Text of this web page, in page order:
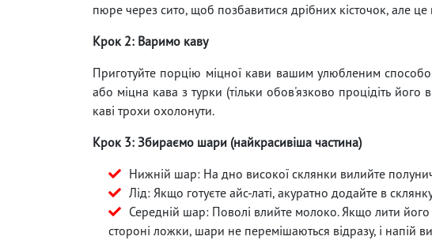
пюре через сито, щоб позбавитися дрібних кісточок, але
Крок 2: Варимо каву
Приготуйте порцію міцної кави вашим улюбленим
або міцна кава з турки (тільки обов'язково процідіть
каві трохи охолонути.
Крок 3: Збираємо шари (найкрасивіша частина)
Нижній шар: На дно високої склянки вилийте
Лід: Якщо готуєте айс-латі, акуратно додайте в
Середній шар: Поволі влийте молоко. Якщо лити
стороні ложки, шари не перемішаються відразу, і напій